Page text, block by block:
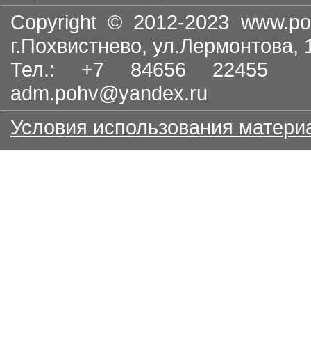
Copyright © 2012-2023
г.Похвистнево, ул.Лермонтова,
Тел.: +7 84656
adm.pohv@yandex.ru
Условия использования